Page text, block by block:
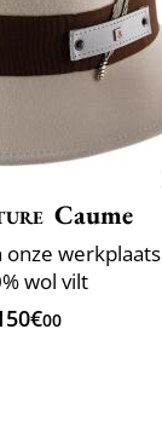
Caume
onze werkplaats
wol vilt
00